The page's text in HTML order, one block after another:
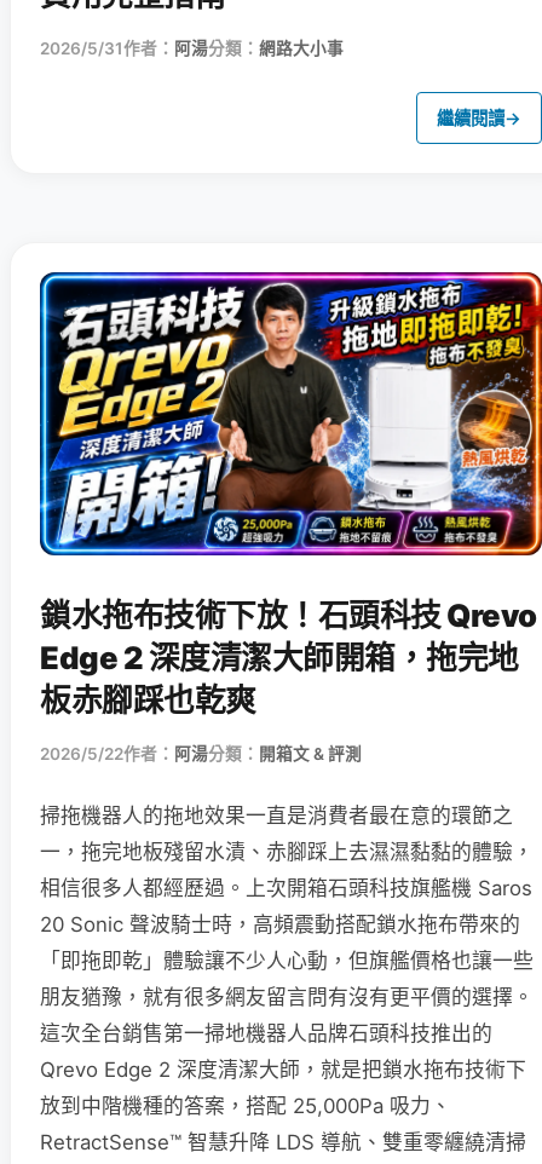
2026/5/31作者： 阿湯分類： 網路大小事
繼續閱讀→
鎖水拖布技術下放！石頭科技 Qrevo
Edge 2 深度清潔大師開箱，拖完地
板赤腳踩也乾爽
2026/5/22作者： 阿湯分類： 開箱文 & 評測
掃拖機器人的拖地效果一直是消費者最在意的環節之
一，拖完地板殘留水漬、赤腳踩上去濕濕黏黏的體驗，
相信很多人都經歷過。上次開箱石頭科技旗艦機 Saros
20 Sonic 聲波騎士時，高頻震動搭配鎖水拖布帶來的
「即拖即乾」體驗讓不少人心動，但旗艦價格也讓一些
朋友猶豫，就有很多網友留言問有沒有更平價的選擇。
這次全台銷售第一掃地機器人品牌石頭科技推出的
Qrevo Edge 2 深度清潔大師，就是把鎖水拖布技術下
放到中階機種的答案，搭配 25,000Pa 吸力、
RetractSense™ 智慧升降 LDS 導航、雙重零纏繞清掃